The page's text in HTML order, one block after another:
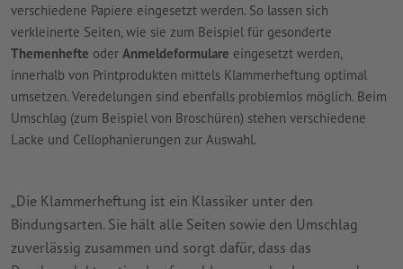
verschiedene Papiere eingesetzt werden. So lassen sich
verkleinerte Seiten, wie sie zum Beispiel für gesonderte
Themenhefte oder Anmeldeformulare eingesetzt werden,
innerhalb von Printprodukten mittels Klammerheftung optimal
umsetzen. Veredelungen sind ebenfalls problemlos möglich. Beim
Umschlag (zum Beispiel von Broschüren) stehen verschiedene
Lacke und Cellophanierungen zur Auswahl.
„Die Klammerheftung ist ein Klassiker unter den
Bindungsarten. Sie hält alle Seiten sowie den Umschlag
zuverlässig zusammen und sorgt dafür, dass das